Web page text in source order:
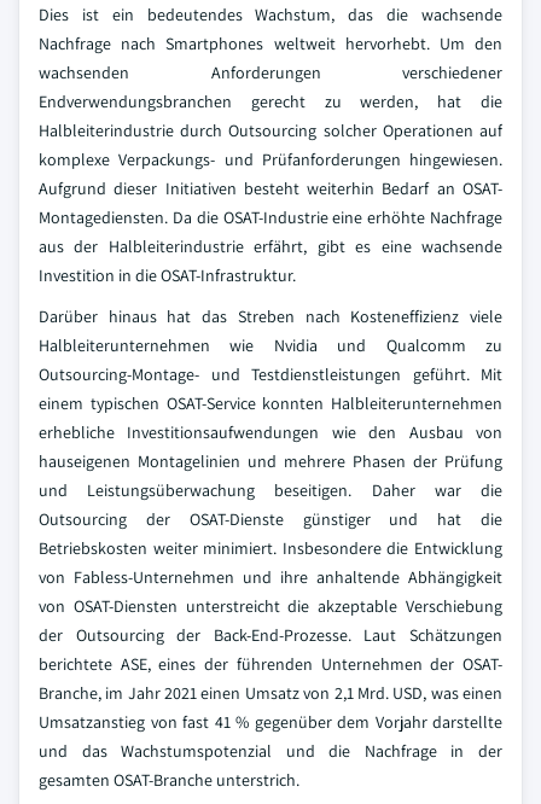
Dies ist ein bedeutendes Wachstum, das die wachsende
Nachfrage nach Smartphones weltweit hervorhebt. Um den
wachsenden Anforderungen verschiedener
Endverwendungsbranchen gerecht zu werden, hat die
Halbleiterindustrie durch Outsourcing solcher Operationen auf
komplexe Verpackungs- und Prüfanforderungen hingewiesen.
Aufgrund dieser Initiativen besteht weiterhin Bedarf an OSAT-
Montagediensten. Da die OSAT-Industrie eine erhöhte Nachfrage
aus der Halbleiterindustrie erfährt, gibt es eine wachsende
Investition in die OSAT-Infrastruktur.
Darüber hinaus hat das Streben nach Kosteneffizienz viele
Halbleiterunternehmen wie Nvidia und Qualcomm zu
Outsourcing-Montage- und Testdienstleistungen geführt. Mit
einem typischen OSAT-Service konnten Halbleiterunternehmen
erhebliche Investitionsaufwendungen wie den Ausbau von
hauseigenen Montagelinien und mehrere Phasen der Prüfung
und Leistungsüberwachung beseitigen. Daher war die
Outsourcing der OSAT-Dienste günstiger und hat die
Betriebskosten weiter minimiert. Insbesondere die Entwicklung
von Fabless-Unternehmen und ihre anhaltende Abhängigkeit
von OSAT-Diensten unterstreicht die akzeptable Verschiebung
der Outsourcing der Back-End-Prozesse. Laut Schätzungen
berichtete ASE, eines der führenden Unternehmen der OSAT-
Branche, im Jahr 2021 einen Umsatz von 2,1 Mrd. USD, was einen
Umsatzanstieg von fast 41 % gegenüber dem Vorjahr darstellte
und das Wachstumspotenzial und die Nachfrage in der
gesamten OSAT-Branche unterstrich.